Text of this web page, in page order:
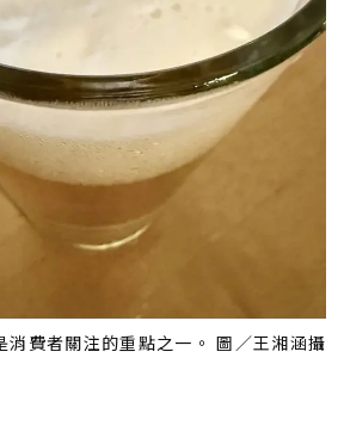
消費者關注的重點之一。 圖／王湘涵攝